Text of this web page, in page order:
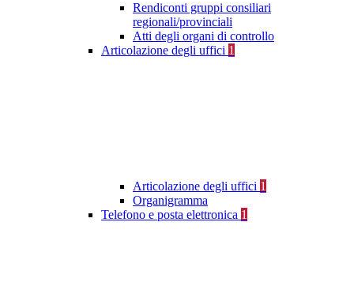
Rendiconti gruppi consiliari
regionali/provinciali
Atti degli organi di controllo
Articolazione degli uffici 1
Articolazione degli uffici 1
Organigramma
Telefono e posta elettronica 1